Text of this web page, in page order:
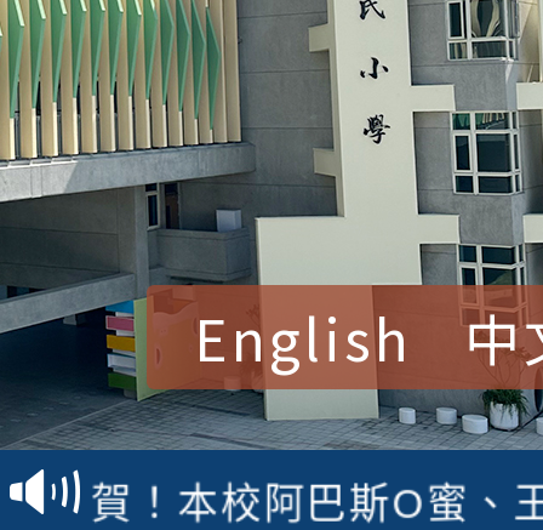
English 中
賀！本校參加桃園市中
賽 洪綺君教師榮獲社
賀！本校阿巴斯O蜜、